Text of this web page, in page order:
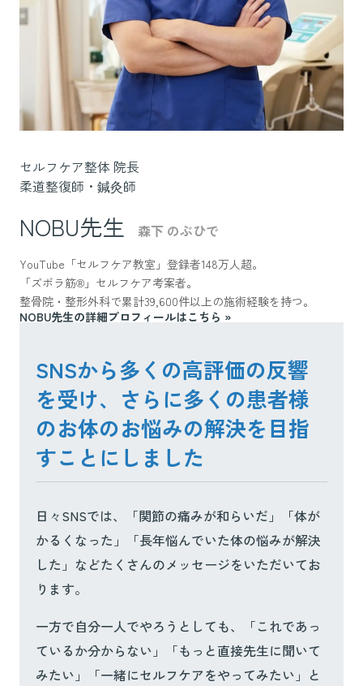
セルフケア整体 院長
柔道整復師・鍼灸師
NOBU先生 森下 のぶひで
YouTube「セルフケア教室」登録者148万人超。
「ズボラ筋®」セルフケア考案者。
整骨院・整形外科で累計39,600件以上の施術経験を持つ。
NOBU先生の詳細プロフィールはこちら »
SNSから多くの高評価の反響
を受け、さらに多くの患者様
のお体のお悩みの解決を目指
すことにしました
日々SNSでは、「関節の痛みが和らいだ」「体が
かるくなった」「長年悩んでいた体の悩みが解決
した」などたくさんのメッセージをいただいてお
ります。
一方で自分一人でやろうとしても、「これであっ
ているか分からない」「もっと直接先生に聞いて
みたい」「一緒にセルフケアをやってみたい」と